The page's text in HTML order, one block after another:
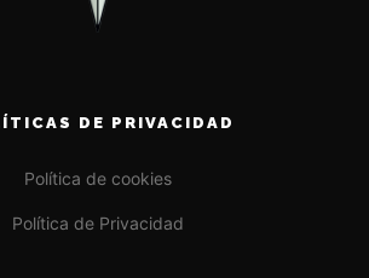
DE PRIVACIDAD
Política de cookies
Política de Privacidad